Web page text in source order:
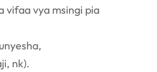
vifaa vya msingi pia
nk).